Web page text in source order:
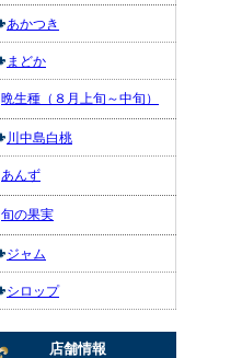
あかつき
まどか
晩生種（８月上旬～中旬）
川中島白桃
あんず
旬の果実
ジャム
シロップ
店舗情報